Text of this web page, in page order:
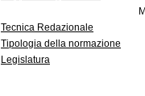
Tecnica Redazionale
Tipologia della normazione
Legislatura